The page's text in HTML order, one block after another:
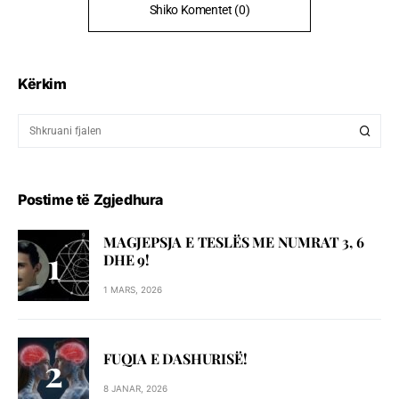
Shiko Komentet (0)
Kërkim
Postime të Zgjedhura
MAGJEPSJA E TESLËS ME NUMRAT 3, 6
DHE 9!
1 MARS, 2026
FUQIA E DASHURISË!
8 JANAR, 2026